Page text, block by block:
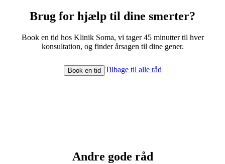
Brug for hjælp til dine smerter?
Book en tid hos Klinik Soma, vi tager 45 minutter til hver
konsultation, og finder årsagen til dine gener.
Book en tid Tilbage til alle råd
Andre gode råd